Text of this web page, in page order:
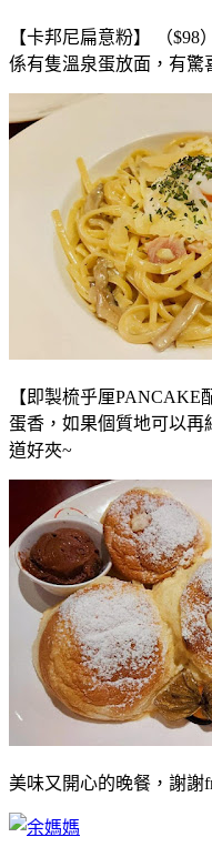
【卡邦尼扁意粉】 （
係有隻溫泉蛋放面，有驚
【即製梳乎厘PANCAKE
蛋香，如果個質地可以再
道好夾~
美味又開心的晚餐，謝謝